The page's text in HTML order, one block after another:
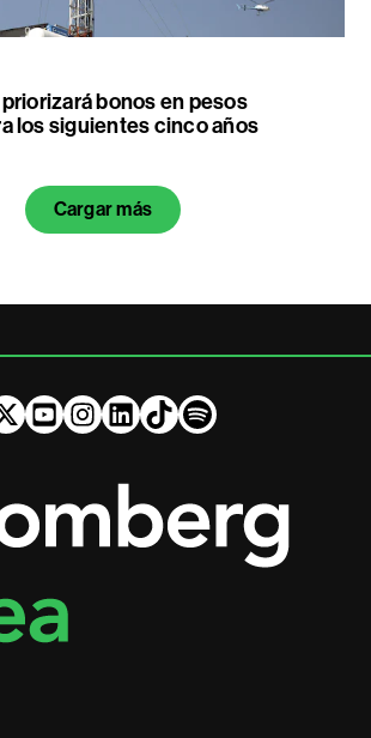
bonos en pesos
los siguientes cinco años
Cargar más